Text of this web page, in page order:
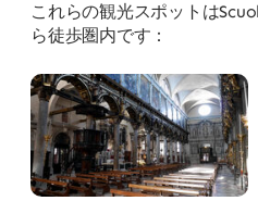
これらの観光スポットは
ら徒歩圏内です：